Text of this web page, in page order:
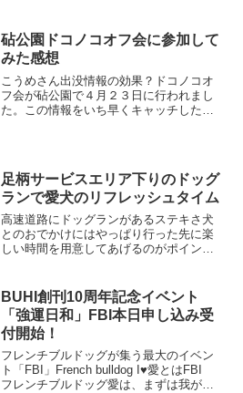
方のためにフレンチブルドッグこうめさ
んを対象に毎月観測してい...
砧公園ドコノコオフ会に参加して
みた感想
こうめさん出没情報の効果？ドコノコオ
フ会が砧公園で４月２３日に行われまし
た。この情報をいち早くキャッチしたわ
足柄サービスエリア下りのドッグ
ランで愛犬のリフレッシュタイム
高速道路にドッグランがあるステキさ犬
とのおでかけにはやっぱり行った先に楽
しい時間を用意してあげるのがポイン
立ち寄ることにしました。このドッグラ
ンは愛犬と車でおでかけす...
BUHI創刊10周年記念イベント
「強運日和」FBI本日申し込み受
付開始！
フレンチブルドッグが集う最大のイベン
ト「FBI」French bulldog I♥愛とはFBI
フレンチブルドッグ愛は、まずは我が子